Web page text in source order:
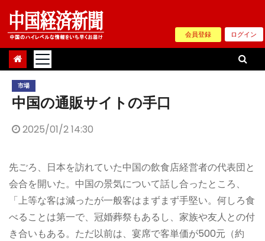
Skip
content
会員登録 ログイン
市場
中国の通販サイトの手口
2025/01/2 14:30
先ごろ、日本を訪れていた中国の飲食店経営者の代表団と
会合を開いた。中国の景気について話し合ったところ、
「上等な客は減ったが一般客はまずまず手堅い。何しろ食
べることは第一で、冠婚葬祭もあるし、家族や友人との付
き合いもある。ただ以前は、宴席で客単価が500元（約